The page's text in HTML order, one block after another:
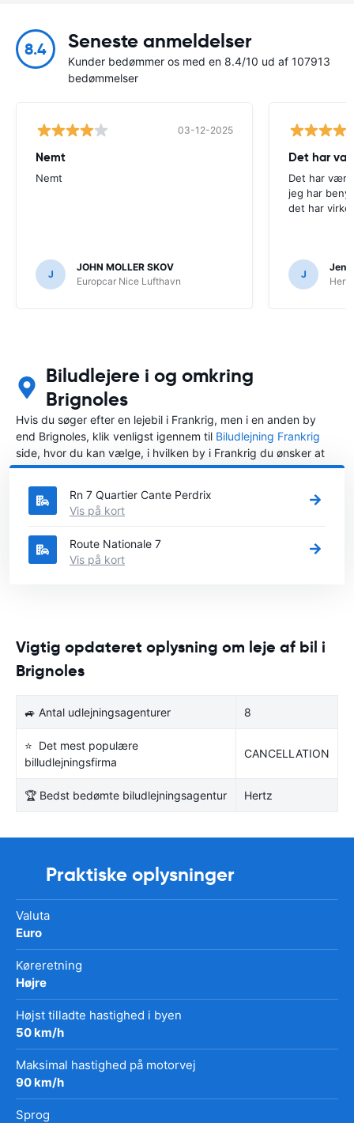
8.4 Seneste anmeldelser
Kunder bedømmer os med en 8.4/10 ud af 107913
bedømmelser
03-12-2025
Nemt
Nemt
J
JOHN MOLLER SKOV
Europcar Nice Lufthavn
Det har
Det har
jeg har
det har
J
Jens
Biludlejere i og omkring
Brignoles
Hvis du søger efter en lejebil i Frankrig, men i en anden by
end Brignoles, klik venligst igennem til Biludlejning Frankrig
side, hvor du kan vælge, i hvilken by i Frankrig du ønsker at
leje en bil.
Rn 7 Quartier Cante Perdrix
Vis på kort
Route Nationale 7
Vis på kort
Vigtig opdateret oplysning om leje af bil i
Brignoles
🚙 Antal udlejningsagenturer 8
⭐ Det mest populære
billudlejningsfirma
CANCELLATION
🏆 Bedst bedømte biludlejningsagentur Hertz
Praktiske oplysninger
Valuta
Euro
Køreretning
Højre
Højst tilladte hastighed i byen
50 km/h
Maksimal hastighed på motorvej
90 km/h
Sprog